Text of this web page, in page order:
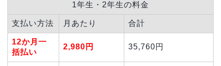
1年生・2年生の料金
支払い方法 月あたり 合計
12か月一
括払い
2,980円 35,760円